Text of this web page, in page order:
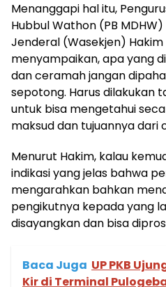
Menanggapi hal itu,
Hubbul Wathon (PB
Jenderal (Wasekjen) Hakim
menyampaikan, apa yang
dan ceramah jangan
sepotong. Harus dilakukan
untuk bisa mengetahui
maksud dan tujuannya dari
Menurut Hakim, kalau
indikasi yang jelas bahwa
mengarahkan bahkan
pengikutnya kepada yang
disayangkan dan bisa
Baca Juga UP PKB
Kir di Terminal